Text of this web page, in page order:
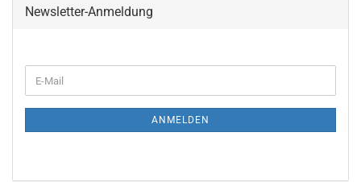
Newsletter-Anmeldung
ZUR
E-
Mail
ANMELDEN